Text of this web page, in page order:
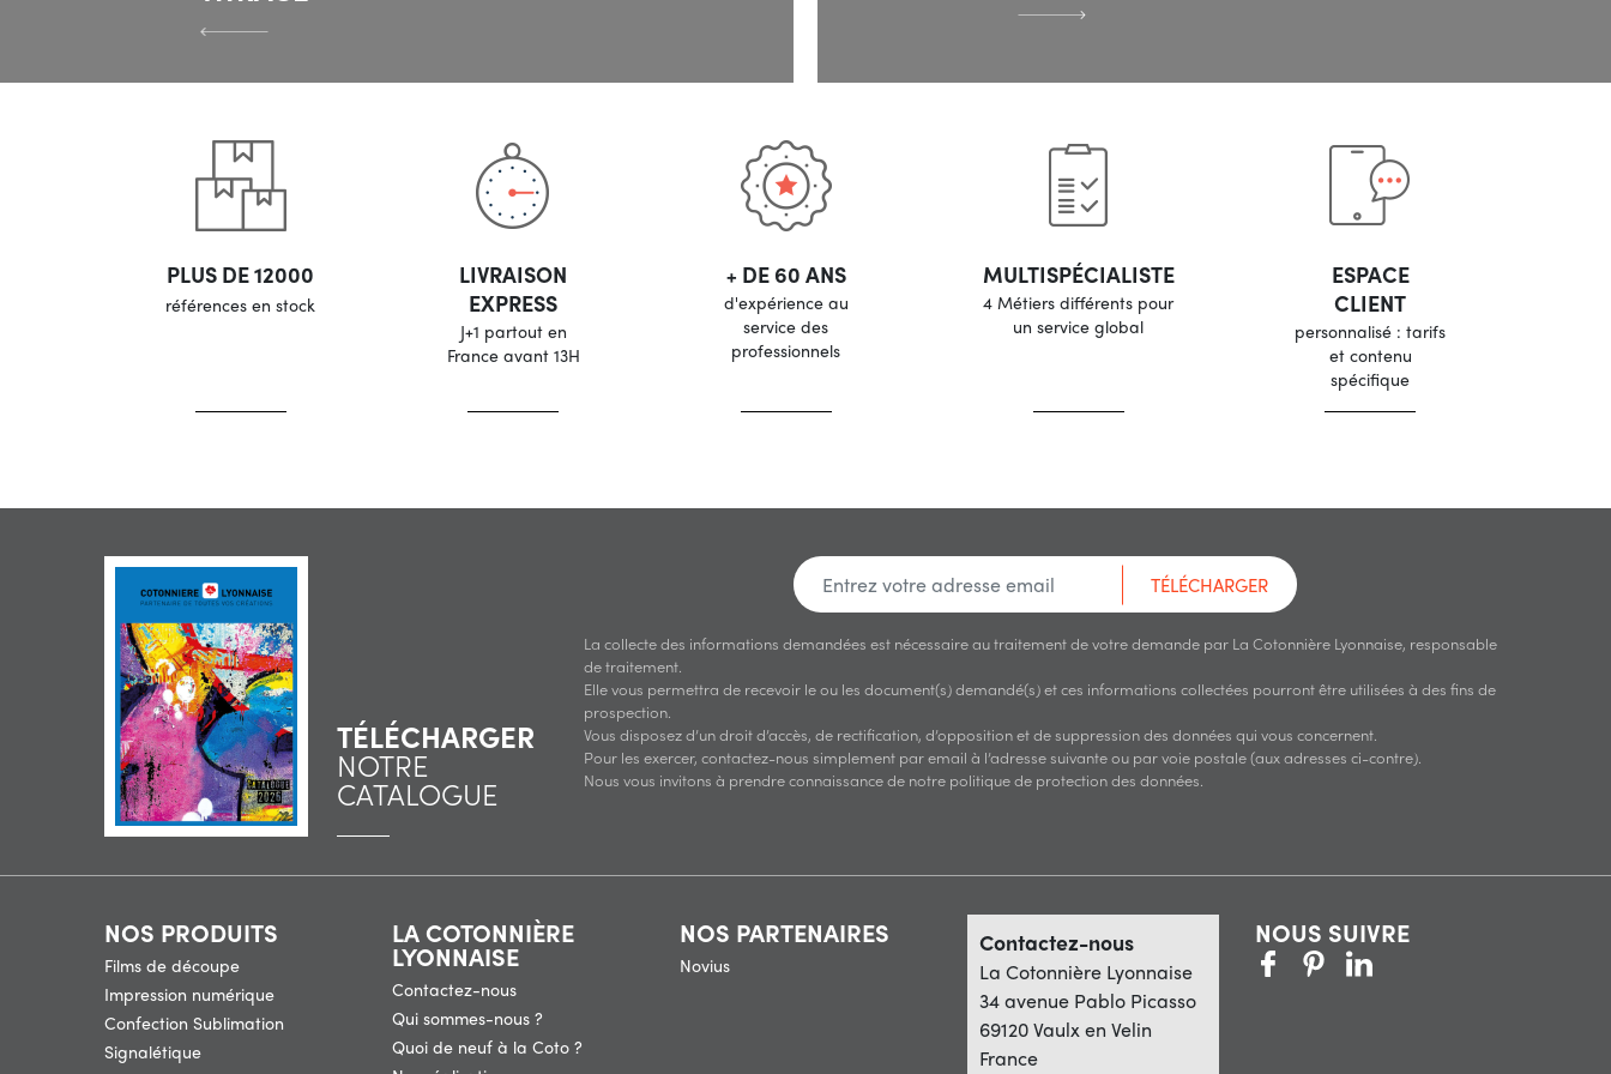
PLUS DE 12000
références en stock
LIVRAISON
EXPRESS
J+1 partout en
France avant 13H
+ DE 60 ANS
d'expérience au
service des
professionnels
MULTISPÉCIALISTE
4 Métiers différents pour
un service global
ESPACE
CLIENT
personnalisé : tarifs
et contenu
spécifique
TÉLÉCHARGER
NOTRE
CATALOGUE
TÉLÉCHARGER
La collecte des informations demandées est nécessaire au traitement de votre demande par La Cotonnière Lyonnaise, responsable
de traitement.
Elle vous permettra de recevoir le ou les document(s) demandé(s) et ces informations collectées pourront être utilisées à des fins de
prospection.
Vous disposez d’un droit d’accès, de rectification, d’opposition et de suppression des données qui vous concernent.
Pour les exercer, contactez-nous simplement par email à l’adresse suivante ou par voie postale (aux adresses ci-contre).
Nous vous invitons à prendre connaissance de notre politique de protection des données.
NOS PRODUITS
Films de découpe
Impression numérique
Confection Sublimation
Signalétique
LA COTONNIÈRE
LYONNAISE
Contactez-nous
Qui sommes-nous ?
Quoi de neuf à la Coto ?
NOS PARTENAIRES
Novius
Contactez-nous
La Cotonnière Lyonnaise
34 avenue Pablo Picasso
69120 Vaulx en Velin
France
NOUS SUIVRE